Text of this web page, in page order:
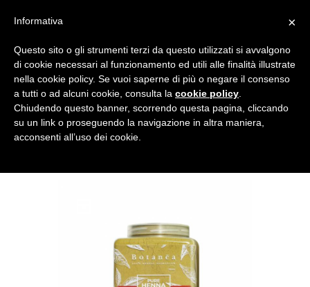
ROSSO
×
Informativa
Questo sito o gli strumenti terzi da questo utilizzati si avvalgono
di cookie necessari al funzionamento ed utili alle finalità illustrate
nella cookie policy. Se vuoi saperne di più o negare il consenso
a tutti o ad alcuni cookie, consulta la cookie policy
Chiudendo questo banner, scorrendo questa pagina, cliccando
su un link o proseguendo la navigazione in altra maniera,
acconsenti all’uso dei cookie.